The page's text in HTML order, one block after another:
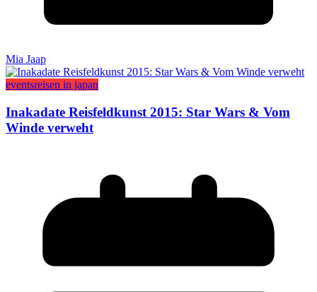
Mia Jaap
eventsreisen in japan
Inakadate Reisfeldkunst 2015: Star Wars & Vom
Winde verweht